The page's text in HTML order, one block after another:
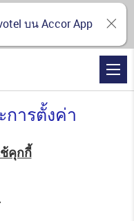
ารตั้งค่า
คุกกี้
บน Accor App